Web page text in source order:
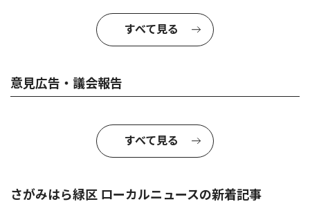
すべて見る
意見広告・議会報告
すべて見る
さがみはら緑区 ローカルニュースの新着記事